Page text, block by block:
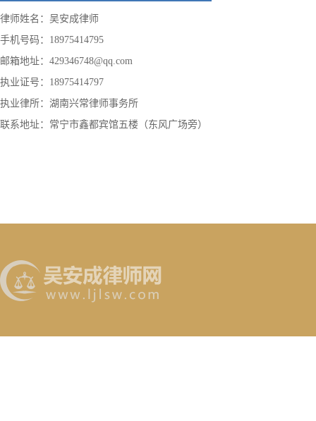
律师姓名：吴安成律师
手机号码：18975414795
邮箱地址：429346748@qq.com
执业证号：18975414797
执业律所：湖南兴常律师事务所
联系地址：常宁市鑫都宾馆五楼（东风广场旁）